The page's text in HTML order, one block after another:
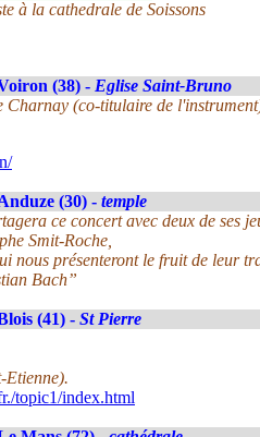
à la cathedrale de Soissons
(38) - Eglise Saint-Bruno
Charnay (co-titulaire de
(30) - temple
ce concert avec deux de ses
Smit-Roche,
nous présenteront le fruit de leur
Bach”
(41) - St Pierre
Etienne).
topic1/index.html